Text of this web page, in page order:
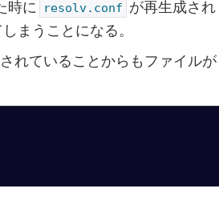
時に
resolv.conf が再生成され
まうことになる。
れていることからもファイルが